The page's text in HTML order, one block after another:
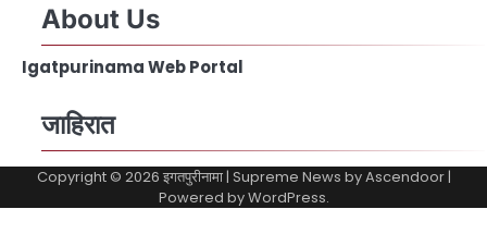
About Us
Igatpurinama Web Portal
जाहिरात
Copyright © 2026 इगतपुरीनामा| Supreme News byAscendoor|
Powered byWordPress.